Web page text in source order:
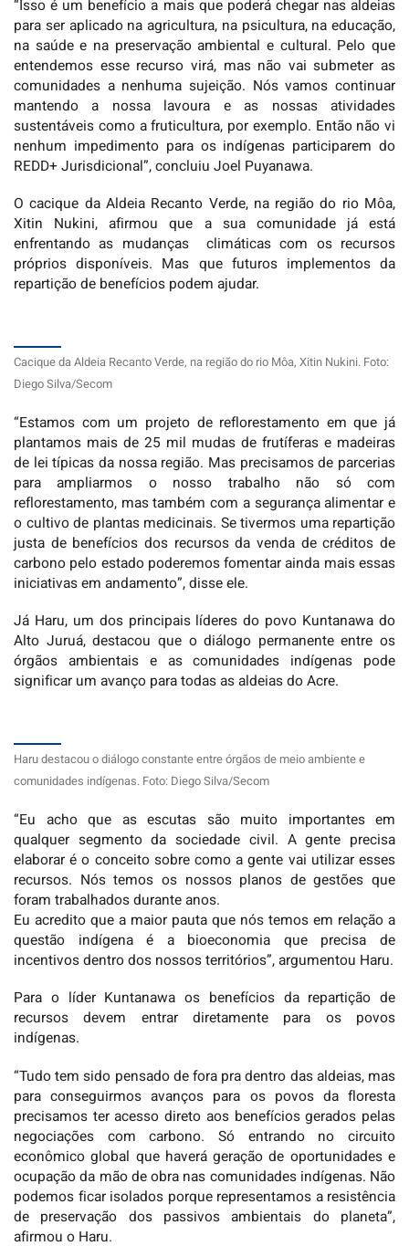
“Isso é um benefício a mais que poderá chegar nas aldeias
para ser aplicado na agricultura, na psicultura, na educação,
na saúde e na preservação ambiental e cultural. Pelo que
entendemos esse recurso virá, mas não vai submeter as
comunidades a nenhuma sujeição. Nós vamos continuar
mantendo a nossa lavoura e as nossas atividades
sustentáveis como a fruticultura, por exemplo. Então não vi
nenhum impedimento para os indígenas participarem do
REDD+ Jurisdicional”, concluiu Joel Puyanawa.
O cacique da Aldeia Recanto Verde, na região do rio Môa,
Xitin Nukini, afirmou que a sua comunidade já está
enfrentando as mudanças climáticas com os recursos
próprios disponíveis. Mas que futuros implementos da
repartição de benefícios podem ajudar.
Cacique da Aldeia Recanto Verde, na região do rio Môa, Xitin Nukini. Foto:
Diego Silva/Secom
“Estamos com um projeto de reflorestamento em que já
plantamos mais de 25 mil mudas de frutíferas e madeiras
de lei típicas da nossa região. Mas precisamos de parcerias
para ampliarmos o nosso trabalho não só com
reflorestamento, mas também com a segurança alimentar e
o cultivo de plantas medicinais. Se tivermos uma repartição
justa de benefícios dos recursos da venda de créditos de
carbono pelo estado poderemos fomentar ainda mais essas
iniciativas em andamento”, disse ele.
Já Haru, um dos principais líderes do povo Kuntanawa do
Alto Juruá, destacou que o diálogo permanente entre os
órgãos ambientais e as comunidades indígenas pode
significar um avanço para todas as aldeias do Acre.
Haru destacou o diálogo constante entre órgãos de meio ambiente e
comunidades indígenas. Foto: Diego Silva/Secom
“Eu acho que as escutas são muito importantes em
qualquer segmento da sociedade civil. A gente precisa
elaborar é o conceito sobre como a gente vai utilizar esses
recursos. Nós temos os nossos planos de gestões que
foram trabalhados durante anos.
Eu acredito que a maior pauta que nós temos em relação a
questão indígena é a bioeconomia que precisa de
incentivos dentro dos nossos territórios”, argumentou Haru.
Para o líder Kuntanawa os benefícios da repartição de
recursos devem entrar diretamente para os povos
indígenas.
“Tudo tem sido pensado de fora pra dentro das aldeias, mas
para conseguirmos avanços para os povos da floresta
precisamos ter acesso direto aos benefícios gerados pelas
negociações com carbono. Só entrando no circuito
econômico global que haverá geração de oportunidades e
ocupação da mão de obra nas comunidades indígenas. Não
podemos ficar isolados porque representamos a resistência
de preservação dos passivos ambientais do planeta”,
afirmou o Haru.